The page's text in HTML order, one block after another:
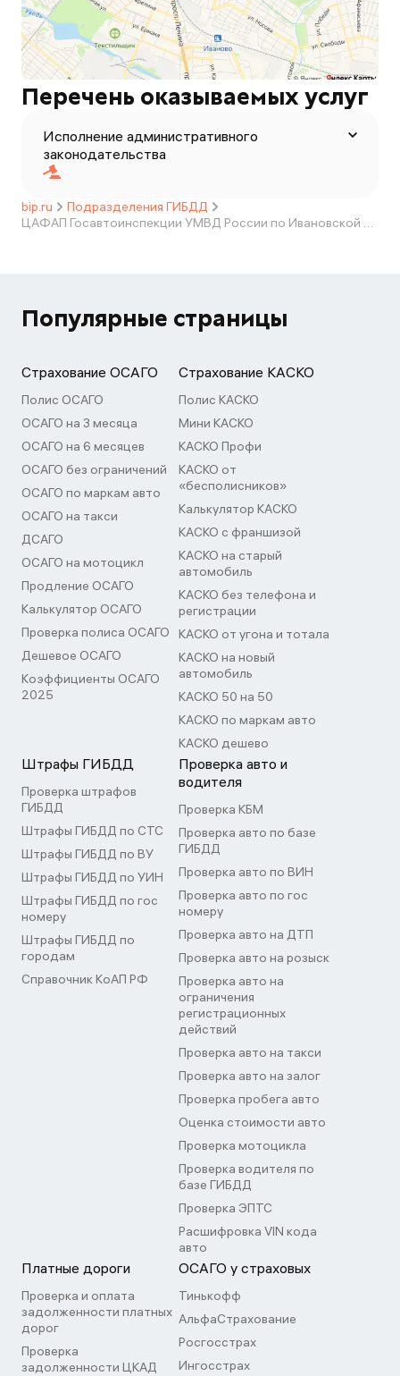
Перечень оказываемых услуг
Исполнение административного
законодательства
bip.ru
Подразделения ГИБДД
ЦАФАП Госавтоинспекции УМВД России по Ивановской области
Популярные страницы
Страхование ОСАГО
Полис ОСАГО
ОСАГО на 3 месяца
ОСАГО на 6 месяцев
ОСАГО без ограничений
ОСАГО по маркам авто
ОСАГО на такси
ДСАГО
ОСАГО на мотоцикл
Продление ОСАГО
Калькулятор ОСАГО
Проверка полиса ОСАГО
Дешевое ОСАГО
Коэффициенты ОСАГО
2025
Страхование КАСКО
Полис КАСКО
Мини КАСКО
КАСКО Профи
КАСКО от
«бесполисников»
Калькулятор КАСКО
КАСКО с франшизой
КАСКО на старый
автомобиль
КАСКО без телефона и
регистрации
КАСКО от угона и тотала
КАСКО на новый
автомобиль
КАСКО 50 на 50
КАСКО по маркам авто
КАСКО дешево
Штрафы ГИБДД
Проверка штрафов
ГИБДД
Штрафы ГИБДД по СТС
Штрафы ГИБДД по ВУ
Штрафы ГИБДД по УИН
Штрафы ГИБДД по гос
номеру
Штрафы ГИБДД по
городам
Справочник КоАП РФ
Проверка авто и
водителя
Проверка КБМ
Проверка авто по базе
ГИБДД
Проверка авто по ВИН
Проверка авто по гос
номеру
Проверка авто на ДТП
Проверка авто на розыск
Проверка авто на
ограничения
регистрационных
действий
Проверка авто на такси
Проверка авто на залог
Проверка пробега авто
Оценка стоимости авто
Проверка мотоцикла
Проверка водителя по
базе ГИБДД
Проверка ЭПТС
Расшифровка VIN кода
авто
Платные дороги
Проверка и оплата
задолженности платных
дорог
Проверка
задолженности ЦКАД
ОСАГО у страховых
Тинькофф
АльфаСтрахование
Росгосстрах
Ингосстрах